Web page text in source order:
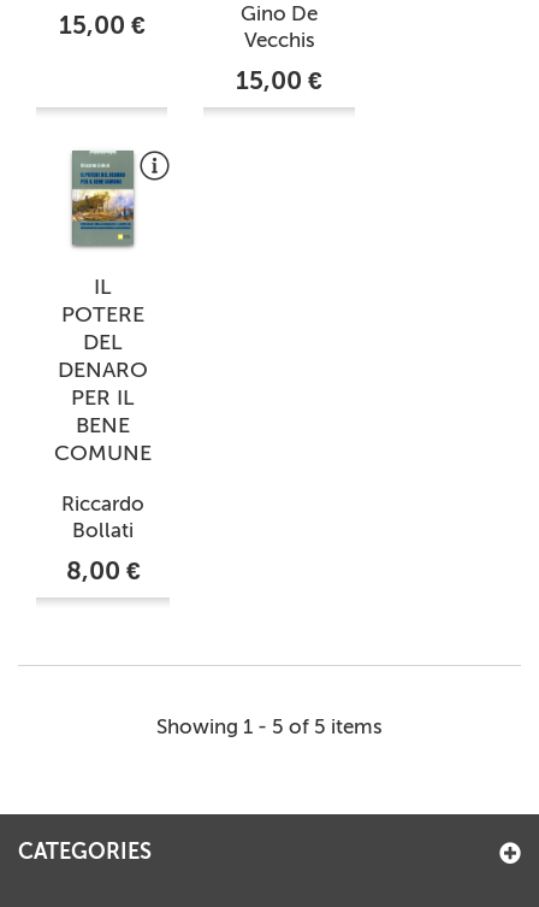
15,00 €
Gino De
Vecchis
15,00 €
IL
POTERE
DEL
DENARO
PER IL
BENE
COMUNE
Riccardo
Bollati
8,00 €
Showing 1 - 5 of 5 items
CATEGORIES